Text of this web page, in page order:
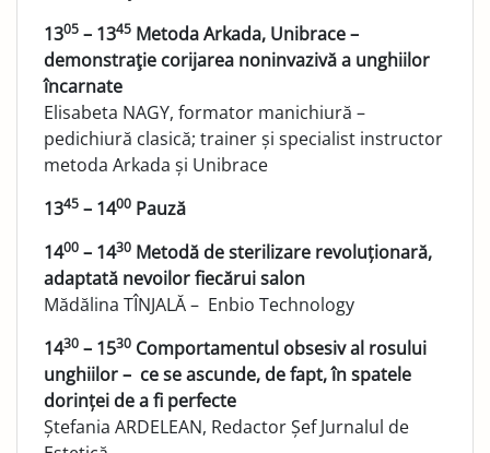
1305 – 1345 Metoda Arkada, Unibrace –
demonstraţie corijarea noninvazivă a unghiilor
încarnate
Elisabeta NAGY, formator manichiură –
pedichiură clasică; trainer și specialist instructor
metoda Arkada și Unibrace
1345 – 1400 Pauză
1400 – 1430 Metodă de sterilizare revoluționară,
adaptată nevoilor fiecărui salon
Mădălina TÎNJALĂ – Enbio Technology
1430 – 1530 Comportamentul obsesiv al rosului
unghiilor – ce se ascunde, de fapt, în spatele
dorinței de a fi perfecte
Ștefania ARDELEAN, Redactor Șef Jurnalul de